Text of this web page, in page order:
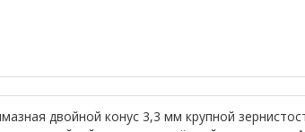
двойной конус 3,3 мм крупной